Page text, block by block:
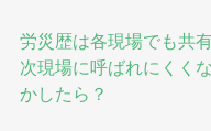
労災歴は各現場でも共
次現場に呼ばれにくく
かしたら？